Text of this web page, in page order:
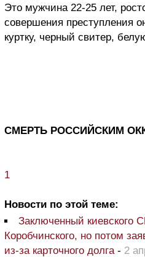
Это мужчина 22-25 лет,
совершения преступления
куртку, черный свитер,
СМЕРТЬ РОССИЙСКИМ
1
Новости по этой теме:
Заключенный киевского
Коробчинского, но потом
из-за карточного долга - 2